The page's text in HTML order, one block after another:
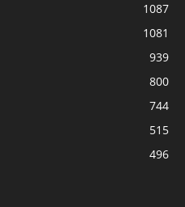
1087
1081
939
800
744
515
496